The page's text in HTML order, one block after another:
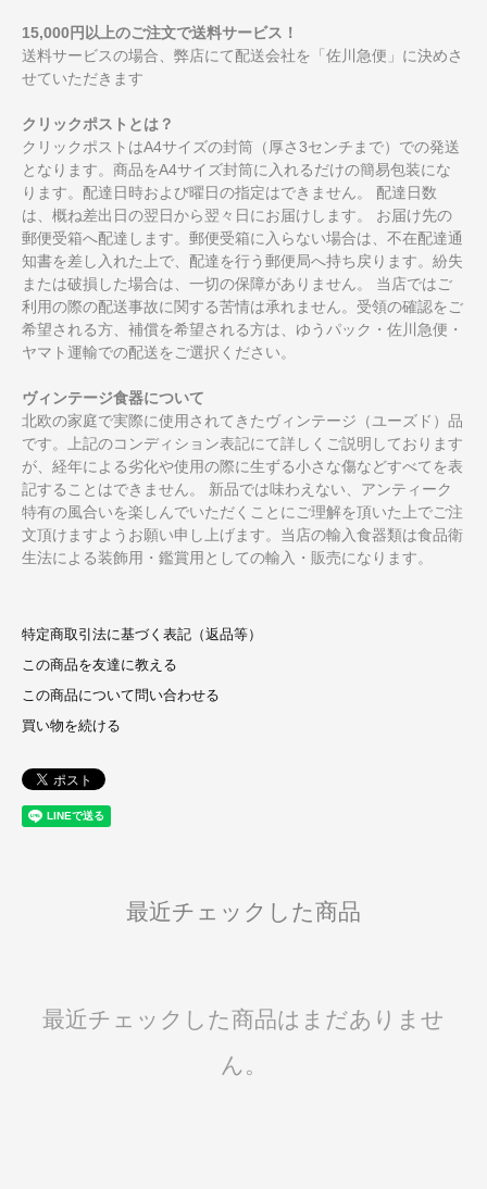
15,000円以上のご注文で送料サービス！
送料サービスの場合、弊店にて配送会社を「佐川急便」に決めさ
せていただきます
クリックポストとは？
クリックポストはA4サイズの封筒（厚さ3センチまで）での発送
となります。商品をA4サイズ封筒に入れるだけの簡易包装にな
ります。配達日時および曜日の指定はできません。 配達日数
は、概ね差出日の翌日から翌々日にお届けします。 お届け先の
郵便受箱へ配達します。郵便受箱に入らない場合は、不在配達通
知書を差し入れた上で、配達を行う郵便局へ持ち戻ります。紛失
または破損した場合は、一切の保障がありません。 当店ではご
利用の際の配送事故に関する苦情は承れません。受領の確認をご
希望される方、補償を希望される方は、ゆうパック・佐川急便・
ヤマト運輸での配送をご選択ください。
ヴィンテージ食器について
北欧の家庭で実際に使用されてきたヴィンテージ（ユーズド）品
です。上記のコンディション表記にて詳しくご説明しております
が、経年による劣化や使用の際に生ずる小さな傷などすべてを表
記することはできません。 新品では味わえない、アンティーク
特有の風合いを楽しんでいただくことにご理解を頂いた上でご注
文頂けますようお願い申し上げます。当店の輸入食器類は食品衛
生法による装飾用・鑑賞用としての輸入・販売になります。
特定商取引法に基づく表記（返品等）
この商品を友達に教える
この商品について問い合わせる
買い物を続ける
最近チェックした商品
最近チェックした商品はまだありませ
ん。